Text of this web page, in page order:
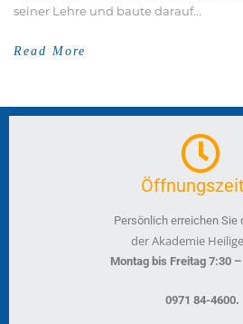
seiner Lehre und baute darauf...
Read More
Persönlich erreichen Sie
der Akademie
Montag bis Freitag 7:30
0971 84-4600.